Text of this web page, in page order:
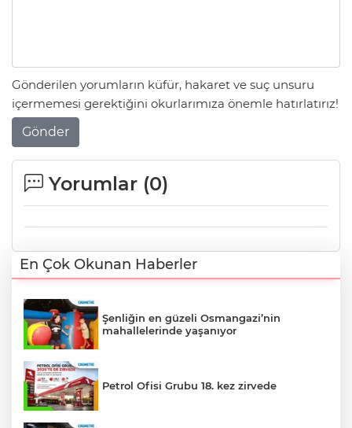
Gönderilen yorumların küfür, hakaret ve suç unsuru
içermemesi gerektiğini okurlarımıza önemle hatırlatırız!
Gönder
Yorumlar (0)
En Çok Okunan Haberler
Şenliğin en güzeli Osmangazi’nin
mahallelerinde yaşanıyor
Petrol Ofisi Grubu 18. kez zirvede